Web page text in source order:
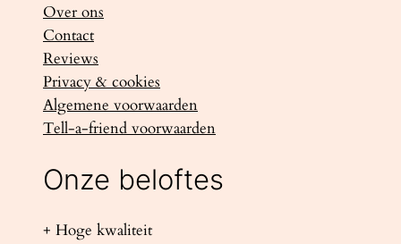
Over ons
Contact
Reviews
Privacy & cookies
Algemene voorwaarden
Tell-a-friend voorwaarden
Onze beloftes
+ Hoge kwaliteit